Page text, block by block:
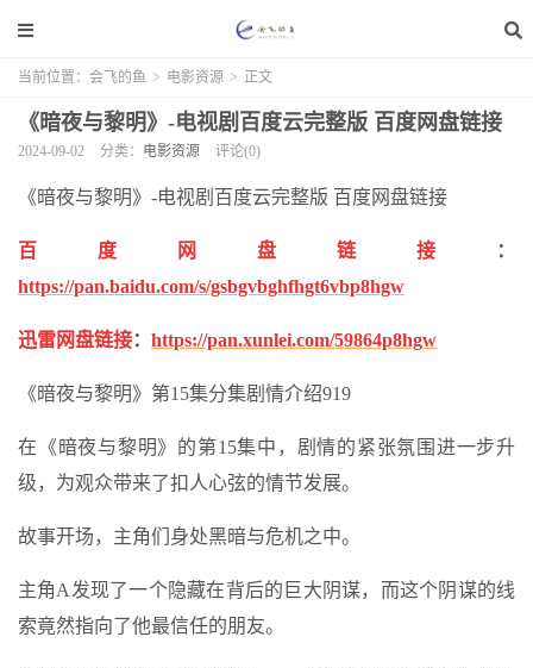
当前位置： 会飞的鱼 > 电影资源 > 正文
《暗夜与黎明》-电视剧百度云完整版 百度网盘链接
2024-09-02 分类： 电影资源 评论(0)
《暗夜与黎明》-电视剧百度云完整版 百度网盘链接
百度网盘链接
：
https://pan.baidu.com/s/gsbgvbghfhgt6vbp8hgw
迅雷网盘链接： https://pan.xunlei.com/59864p8hgw
《暗夜与黎明》第15集分集剧情介绍919
在《暗夜与黎明》的第15集中，剧情的紧张氛围进一步升
级，为观众带来了扣人心弦的情节发展。
故事开场，主角们身处黑暗与危机之中。
主角A发现了一个隐藏在背后的巨大阴谋，而这个阴谋的线
索竟然指向了他最信任的朋友。